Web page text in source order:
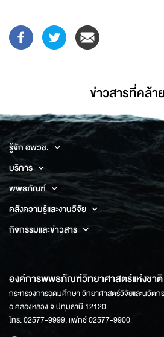
ข่าวสารที่่คล้า
รู้จัก อพวช.
บริการ
พิพิธภัณฑ์
คลังความรู้และงานวิจัย
กิจกรรมและข่าวสาร
องค์การพิพิธภัณฑ์วิทยาศาสตร์แห่งชาติ
กระทรวงการอุดมศึกษา วิทยาศาสตร์วิจัยและนวัต
อ.คลองหลวง จ.ปทุมธานี 12120
โทร: 02577-9999, แฟกซ์ 02577-9900